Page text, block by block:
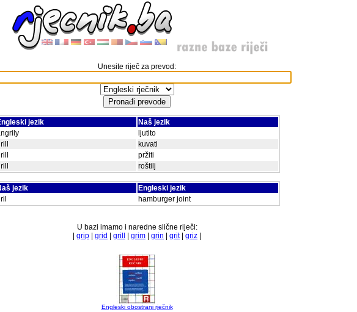
Unesite riječ za prevod:
jezik
Naš jezik
ljutito
kuvati
pržiti
roštilj
jezik
Engleski jezik
hamburger joint
U bazi imamo i naredne slične riječi:
grip grid grill grim grin grit| griz
Engleski obostrani rječnik